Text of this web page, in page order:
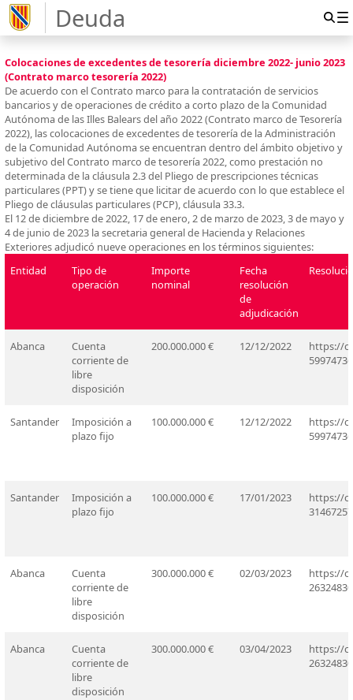
Deuda
Colocaciones de excedentes de tesorería diciembre 2022- junio 2023
(Contrato marco tesorería 2022)
De acuerdo con el Contrato marco para la contratación de servicios
bancarios y de operaciones de crédito a corto plazo de la Comunidad
Autónoma de las Illes Balears del año 2022 (Contrato marco de Tesorería
2022), las colocaciones de excedentes de tesorería de la Administración
de la Comunidad Autónoma se encuentran dentro del ámbito objetivo y
subjetivo del Contrato marco de tesorería 2022, como prestación no
determinada de la cláusula 2.3 del Pliego de prescripciones técnicas
particulares (PPT) y se tiene que licitar de acuerdo con lo que establece el
Pliego de cláusulas particulares (PCP), cláusula 33.3.
El 12 de diciembre de 2022, 17 de enero, 2 de marzo de 2023, 3 de mayo y
4 de junio de 2023 la secretaria general de Hacienda y Relaciones
Exteriores adjudicó nueve operaciones en los términos siguientes:
Entidad
Tipo de
operación
Importe
nominal
Fecha
resolución
de
adjudicación
Abanca
Cuenta
corriente de
libre
disposición
200.000.000 € 12/12/2022
https://
Santander
Imposición a
plazo fijo
100.000.000 € 12/12/2022
https://
Santander
Imposición a
plazo fijo
100.000.000 € 17/01/2023
https://
Abanca
Cuenta
corriente de
libre
disposición
300.000.000 € 02/03/2023
https://
Abanca
Cuenta
corriente de
libre
disposición
300.000.000 € 03/04/2023
https://